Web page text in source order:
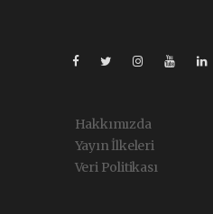
Hakkımızda
Yayın İlkeleri
Veri Politikası